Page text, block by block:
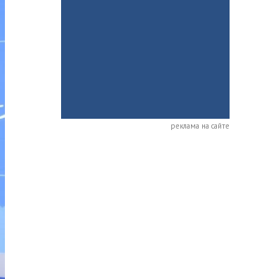
реклама на сайте